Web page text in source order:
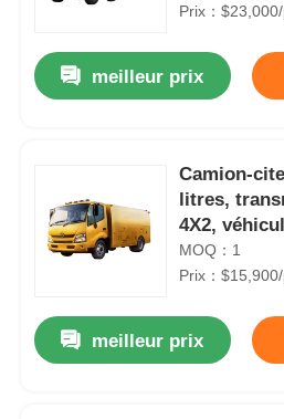
Prix：
meilleur prix
Camion-
litres,
4X2,
MOQ：1
Prix：
meilleur prix